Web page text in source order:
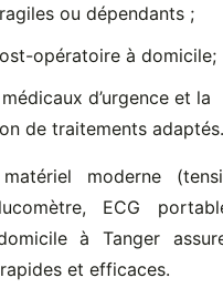
ou dépendants ;
opératoire à domicile;
d’urgence et la
de traitements adaptés.
moderne
ECG
à Tanger
et efficaces.